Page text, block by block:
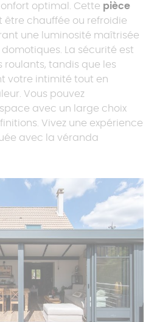
optimal. Cette pièce
être chauffée ou refroidie
une luminosité maîtrisée
La sécurité est
roulants, tandis que les
votre intimité tout en
Vous pouvez
avec un large choix
Vivez une expérience
avec la véranda